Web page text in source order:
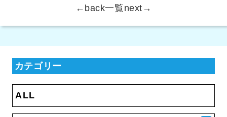
←back一覧next→
カテゴリー
ALL